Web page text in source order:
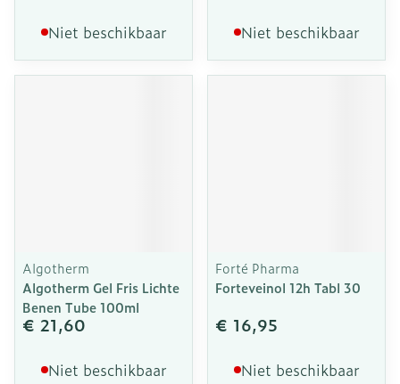
Niet beschikbaar Niet beschikbaar
Algotherm
Algotherm Gel Fris Lichte
Benen Tube 100ml
€ 21,60
Niet beschikbaar
Forté Pharma
Forteveinol 12h Tabl 30
€ 16,95
Niet beschikbaar